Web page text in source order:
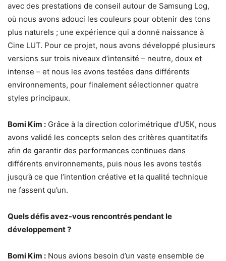
avec des prestations de conseil autour de Samsung Log,
où nous avons adouci les couleurs pour obtenir des tons
plus naturels ; une expérience qui a donné naissance à
Cine LUT. Pour ce projet, nous avons développé plusieurs
versions sur trois niveaux d’intensité – neutre, doux et
intense – et nous les avons testées dans différents
environnements, pour finalement sélectionner quatre
styles principaux.
Bomi Kim : Grâce à la direction colorimétrique d’U5K, nous
avons validé les concepts selon des critères quantitatifs
afin de garantir des performances continues dans
différents environnements, puis nous les avons testés
jusqu’à ce que l’intention créative et la qualité technique
ne fassent qu’un.
Quels défis avez-vous rencontrés pendant le
développement ?
Bomi Kim : Nous avions besoin d’un vaste ensemble de